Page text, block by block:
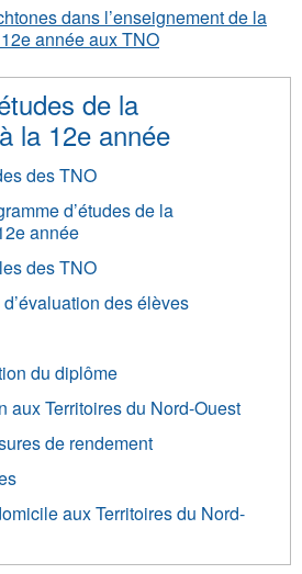
dans l’enseignement de la
année aux TNO
de la
la 12e année
des TNO
d’études de la
année
des TNO
des élèves
du diplôme
aux Territoires du Nord-Ouest
de rendement
aux Territoires du Nord-